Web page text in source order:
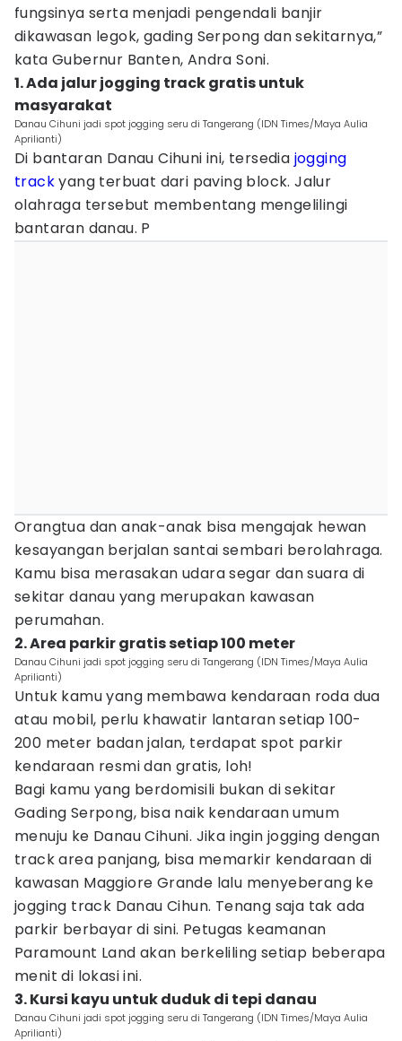
fungsinya serta menjadi pengendali banjir
dikawasan legok, gading Serpong dan sekitarnya,”
kata Gubernur Banten, Andra Soni.
1. Ada jalur jogging track gratis untuk
masyarakat
Danau Cihuni jadi spot jogging seru di Tangerang (IDN Times/Maya Aulia
Aprilianti)
Di bantaran Danau Cihuni ini, tersedia jogging
trackyang terbuat dari paving block. Jalur
olahraga tersebut membentang mengelilingi
bantaran danau. P
Orangtua dan anak-anak bisa mengajak hewan
kesayangan berjalan santai sembari berolahraga.
Kamu bisa merasakan udara segar dan suara di
sekitar danau yang merupakan kawasan
perumahan.
2. Area parkir gratis setiap 100 meter
Danau Cihuni jadi spot jogging seru di Tangerang (IDN Times/Maya Aulia
Aprilianti)
Untuk kamu yang membawa kendaraan roda dua
atau mobil, perlu khawatir lantaran setiap 100-
200 meter badan jalan, terdapat spot parkir
kendaraan resmi dan gratis, loh!
Bagi kamu yang berdomisili bukan di sekitar
Gading Serpong, bisa naik kendaraan umum
menuju ke Danau Cihuni. Jika ingin jogging dengan
track area panjang, bisa memarkir kendaraan di
kawasan Maggiore Grande lalu menyeberang ke
jogging track Danau Cihun. Tenang saja tak ada
parkir berbayar di sini. Petugas keamanan
Paramount Land akan berkeliling setiap beberapa
menit di lokasi ini.
3. Kursi kayu untuk duduk di tepi danau
Danau Cihuni jadi spot jogging seru di Tangerang (IDN Times/Maya Aulia
Aprilianti)